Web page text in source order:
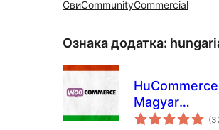
СвиCommunityCommercial
Ознака додатка:
HuCommerce |
Magyar
kiegészítések